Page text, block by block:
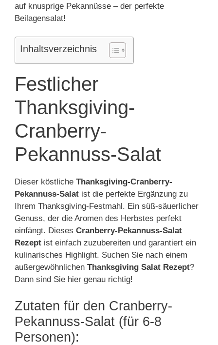
auf knusprige Pekannüsse – der perfekte
Beilagensalat!
Inhaltsverzeichnis
Festlicher
Thanksgiving-
Cranberry-
Pekannuss-Salat
Dieser köstliche Thanksgiving-Cranberry-
Pekannuss-Salat ist die perfekte Ergänzung zu
Ihrem Thanksgiving-Festmahl. Ein süß-säuerlicher
Genuss, der die Aromen des Herbstes perfekt
einfängt. Dieses Cranberry-Pekannuss-Salat
Rezept ist einfach zuzubereiten und garantiert ein
kulinarisches Highlight. Suchen Sie nach einem
außergewöhnlichen Thanksgiving Salat Rezept?
Dann sind Sie hier genau richtig!
Zutaten für den Cranberry-
Pekannuss-Salat (für 6-8
Personen):